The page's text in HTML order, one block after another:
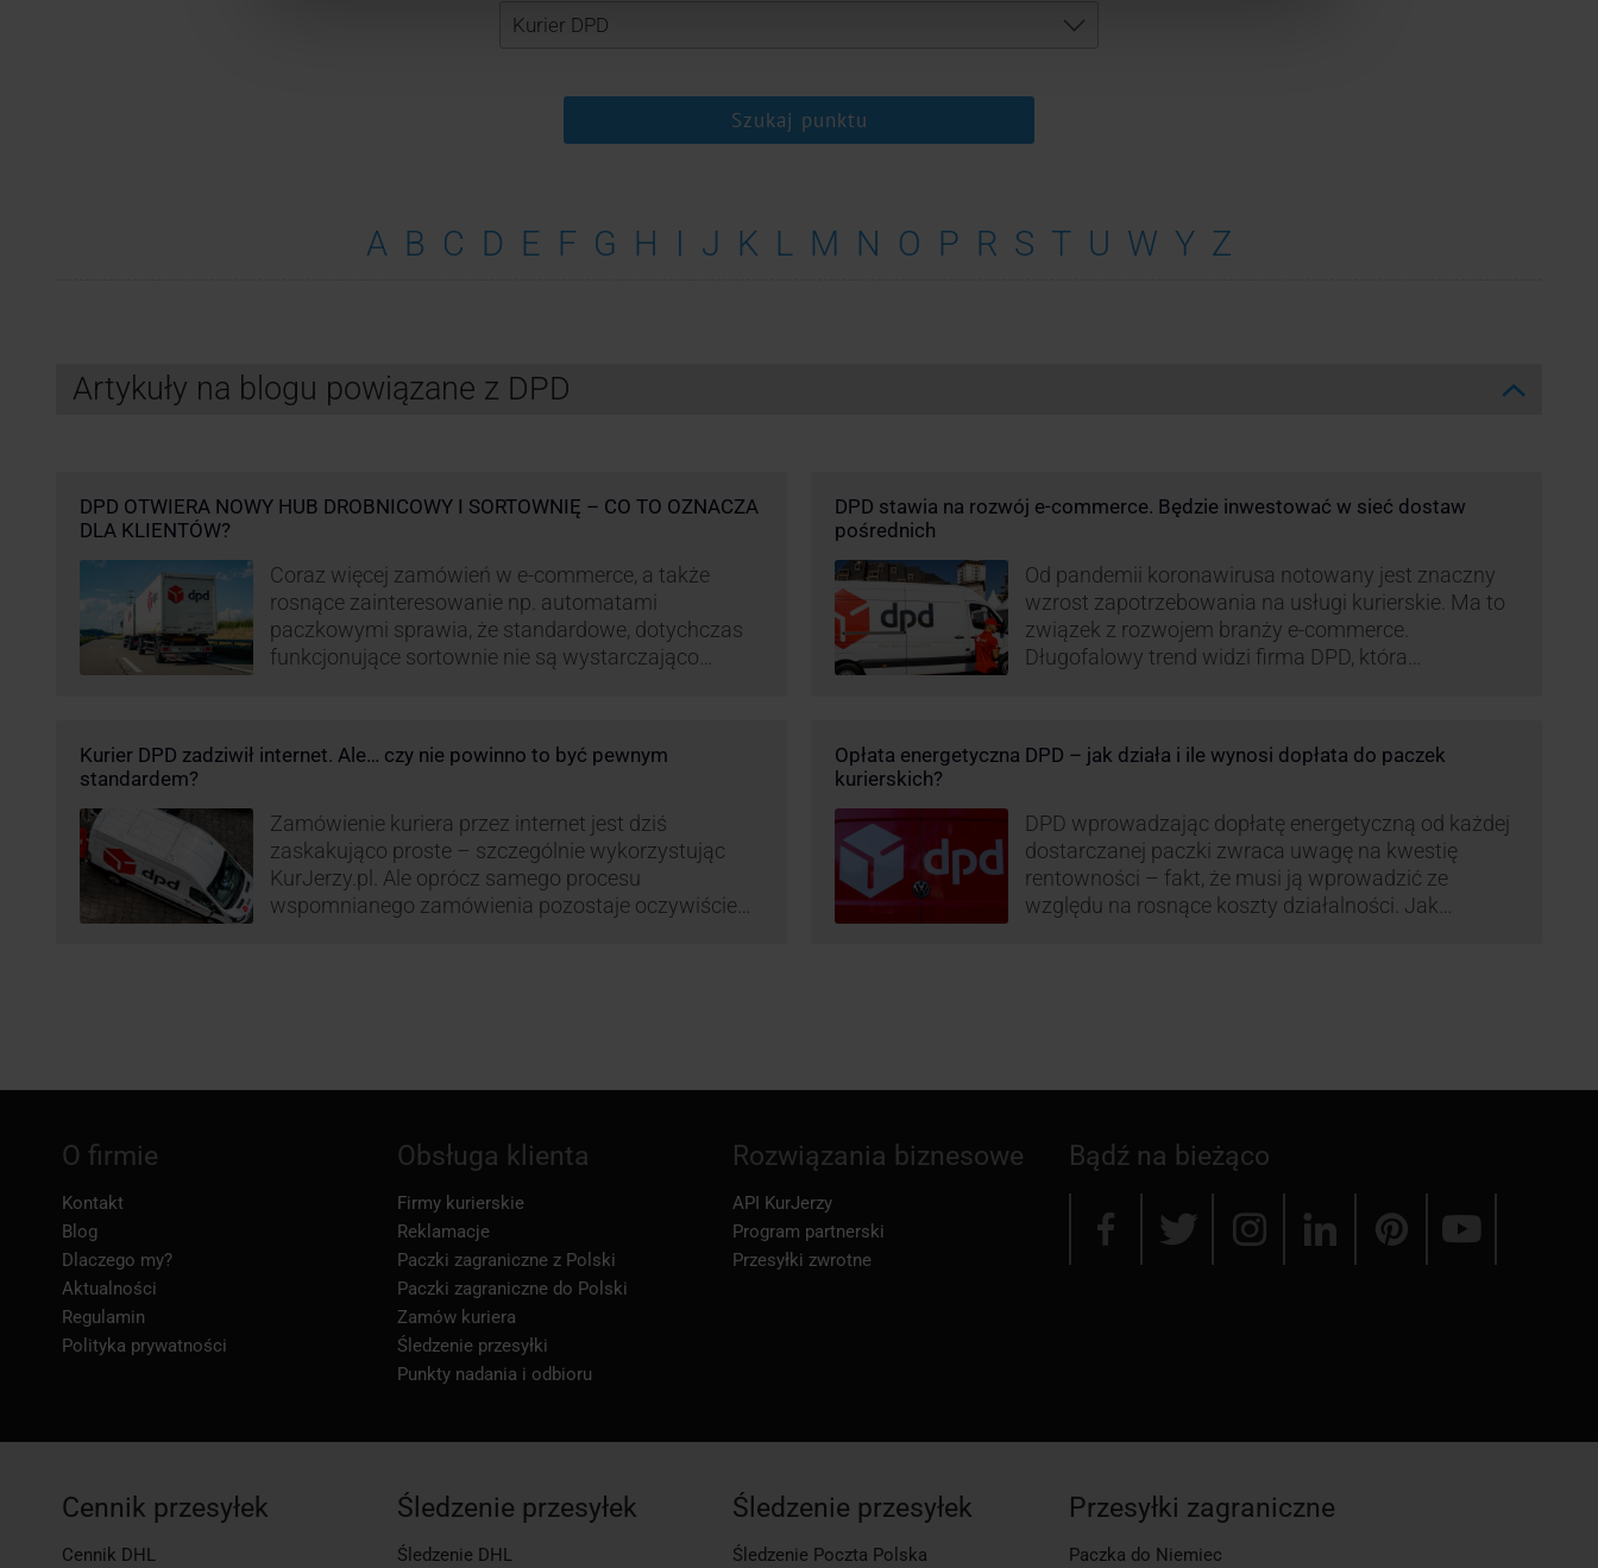
Szukaj punktu
A B C D E F G H I J K L M N O P R S T U W Y Z
Artykuły na blogu powiązane z DPD
DPD OTWIERA NOWY HUB DROBNICOWY I SORTOWNIĘ – CO TO OZNACZA
DLA KLIENTÓW?
Coraz więcej zamówień w e-commerce, a także
rosnące zainteresowanie np. automatami
paczkowymi sprawia, że standardowe, dotychczas
funkcjonujące sortownie nie są wystarczająco
nowe centrum transportowo-logistyczne.
taki obiekt DPD w …
DPD stawia na rozwój e-commerce. Będzie inwestować w sieć dostaw
pośrednich
Od pandemii koronawirusa notowany jest znaczny
wzrost zapotrzebowania na usługi kurierskie. Ma to
związek z rozwojem branży e-commerce.
Długofalowy trend widzi firma DPD, która
chwali się danymi.
Kurier DPD zadziwił internet. Ale… czy nie powinno to być pewnym
standardem?
Zamówienie kuriera przez internet jest dziś
zaskakująco proste – szczególnie wykorzystując
KurJerzy.pl. Ale oprócz samego procesu
wspomnianego zamówienia pozostaje oczywiście
Opłata energetyczna DPD – jak działa i ile wynosi dopłata do paczek
kurierskich?
DPD wprowadzając dopłatę energetyczną od każdej
dostarczanej paczki zwraca uwagę na kwestię
rentowności – fakt, że musi ją wprowadzić ze
względu na rosnące koszty działalności. Jak
Bądź na bieżąco
O firmie
Kontakt
Blog
Dlaczego my?
Aktualności
Regulamin
Polityka prywatności
Obsługa klienta
Firmy kurierskie
Reklamacje
Paczki zagraniczne z Polski
Paczki zagraniczne do Polski
Zamów kuriera
Śledzenie przesyłki
Punkty nadania i odbioru
Rozwiązania biznesowe
API KurJerzy
Program partnerski
Przesyłki zwrotne
Cennik przesyłek
Cennik DHL
Śledzenie przesyłek
Śledzenie DHL
Śledzenie przesyłek
Śledzenie Poczta Polska
Przesyłki zagraniczne
Paczka do Niemiec